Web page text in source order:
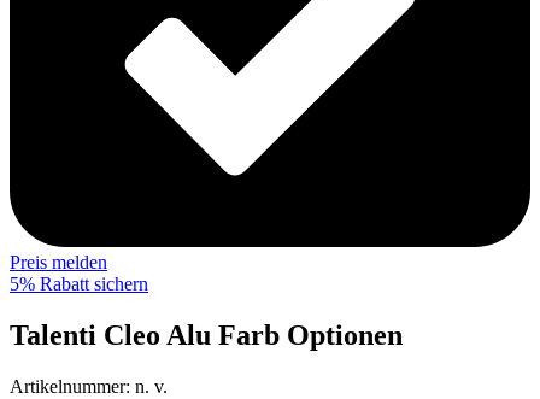
Preis melden
5% Rabatt sichern
Talenti Cleo Alu Farb Optionen
Artikelnummer: n. v.